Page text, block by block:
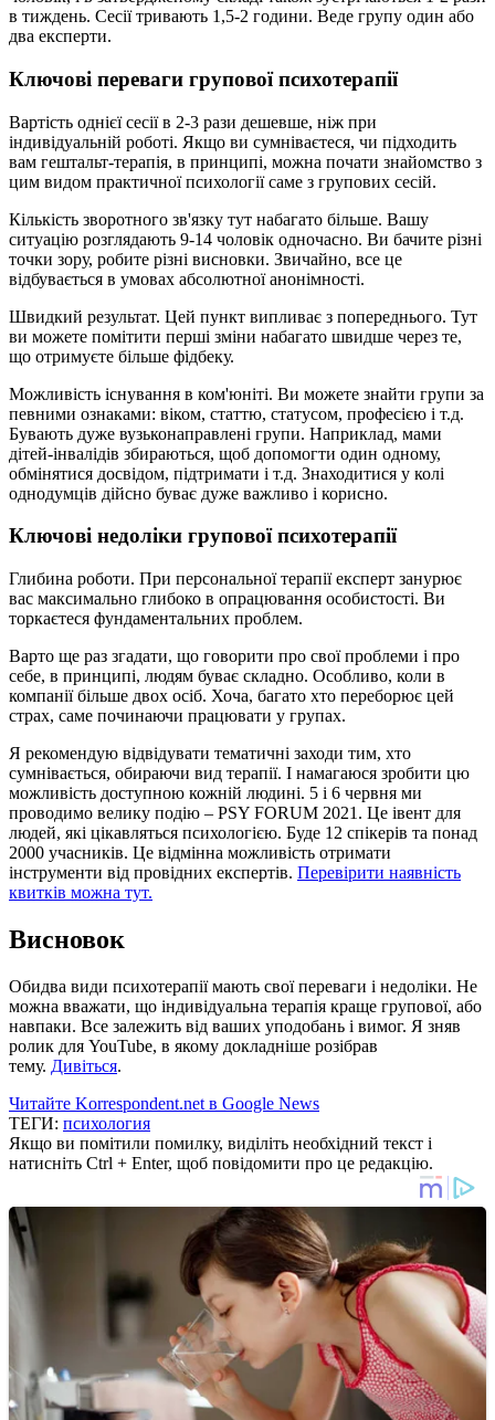
в тиждень. Сесії тривають 1,5-2 години. Веде групу один або
два експерти.
Ключові переваги групової психотерапії
Вартість однієї сесії в 2-3 рази дешевше, ніж при
індивідуальній роботі. Якщо ви сумніваєтеся, чи підходить
вам гештальт-терапія, в принципі, можна почати знайомство з
цим видом практичної психології саме з групових сесій.
Кількість зворотного зв'язку тут набагато більше. Вашу
ситуацію розглядають 9-14 чоловік одночасно. Ви бачите різні
точки зору, робите різні висновки. Звичайно, все це
відбувається в умовах абсолютної анонімності.
Швидкий результат. Цей пункт випливає з попереднього. Тут
ви можете помітити перші зміни набагато швидше через те,
що отримуєте більше фідбеку.
Можливість існування в ком'юніті. Ви можете знайти групи за
певними ознаками: віком, статтю, статусом, професією і т.д.
Бувають дуже вузьконаправлені групи. Наприклад, мами
дітей-інвалідів збираються, щоб допомогти один одному,
обмінятися досвідом, підтримати і т.д. Знаходитися у колі
однодумців дійсно буває дуже важливо і корисно.
Ключові недоліки групової психотерапії
Глибина роботи. При персональної терапії експерт занурює
вас максимально глибоко в опрацювання особистості. Ви
торкаєтеся фундаментальних проблем.
Варто ще раз згадати, що говорити про свої проблеми і про
себе, в принципі, людям буває складно. Особливо, коли в
компанії більше двох осіб. Хоча, багато хто переборює цей
страх, саме починаючи працювати у групах.
Я рекомендую відвідувати тематичні заходи тим, хто
сумнівається, обираючи вид терапії. І намагаюся зробити цю
можливість доступною кожній людині. 5 і 6 червня ми
проводимо велику подію – PSY FORUM 2021. Це івент для
людей, які цікавляться психологією. Буде 12 спікерів та понад
2000 учасників. Це відмінна можливість отримати
інструменти від провідних експертів. Перевірити наявність
квитків можна тут.
Висновок
Обидва види психотерапії мають свої переваги і недоліки. Не
можна вважати, що індивідуальна терапія краще групової, або
навпаки. Все залежить від ваших уподобань і вимог. Я зняв
ролик для YouTube, в якому докладніше розібрав
тему. Дивіться.
Читайте Korrespondent.net в Google News
ТЕГИ: психология
Якщо ви помітили помилку, виділіть необхідний текст і
натисніть Ctrl + Enter, щоб повідомити про це редакцію.